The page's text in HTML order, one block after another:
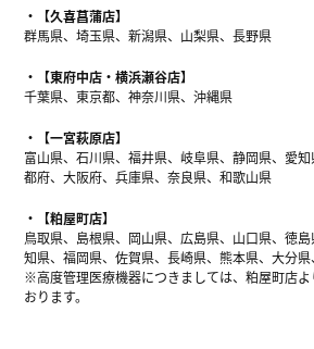
【久喜菖蒲店】
群馬県、埼玉県、新潟県、山梨県、長野県
【東府中店・横浜瀬谷店】
千葉県、東京都、神奈川県、沖縄県
【一宮萩原店】
富山県、石川県、福井県、岐阜県、静岡県、愛
都府、大阪府、兵庫県、奈良県、和歌山県
【粕屋町店】
鳥取県、島根県、岡山県、広島県、山口県、徳
知県、福岡県、佐賀県、長崎県、熊本県、大分
※高度管理医療機器につきましては、粕屋町店
おります。